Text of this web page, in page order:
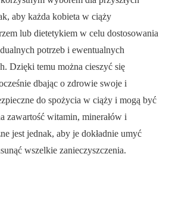
aby każda kobieta w ciąży
lub dietetykiem w celu dostosowania
potrzeb i ewentualnych
Dzięki temu można cieszyć się
dbając o zdrowie swoje i
do spożycia w ciąży i mogą być
zawartość witamin, minerałów i
jest jednak, aby je dokładnie umyć
wszelkie zanieczyszczenia.